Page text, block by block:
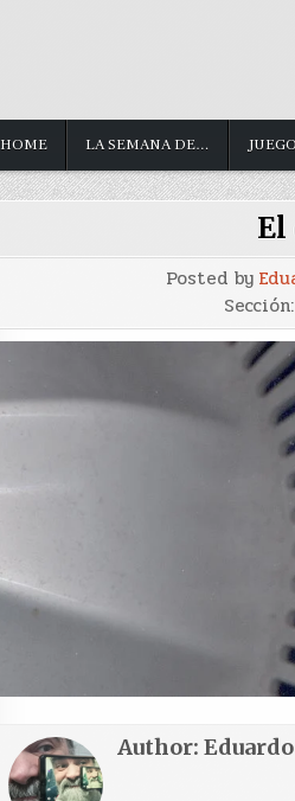
HOME LA SEMANA DE…
El
Posted by
Sección:
Author: